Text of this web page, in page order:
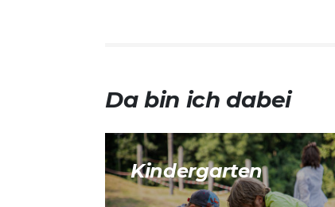
Da bin ich dabei
Kindergarten